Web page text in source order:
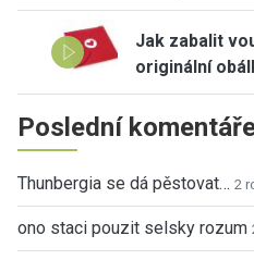
Jak zabalit
originální
Poslední
Thunbergia se dá pěstovat… 2
ono staci pouzit selsky rozum